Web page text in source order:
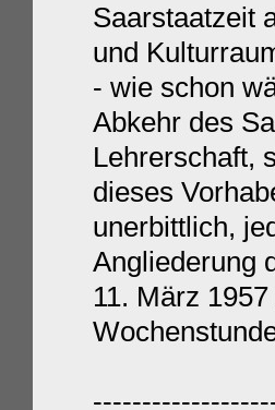
Saarstaatzeit
und
- wie schon
Abkehr des
Lehrerschaft,
dieses
unerbittlich,
Angliederung
11. März